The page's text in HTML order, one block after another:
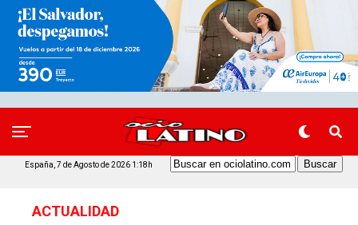
España, 7 de Agosto de 2026 1:18h
ACTUALIDAD